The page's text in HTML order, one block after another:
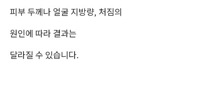
피부 두께나 얼굴 지방량, 처짐의
원인에 따라 결과는
달라질 수 있습니다.